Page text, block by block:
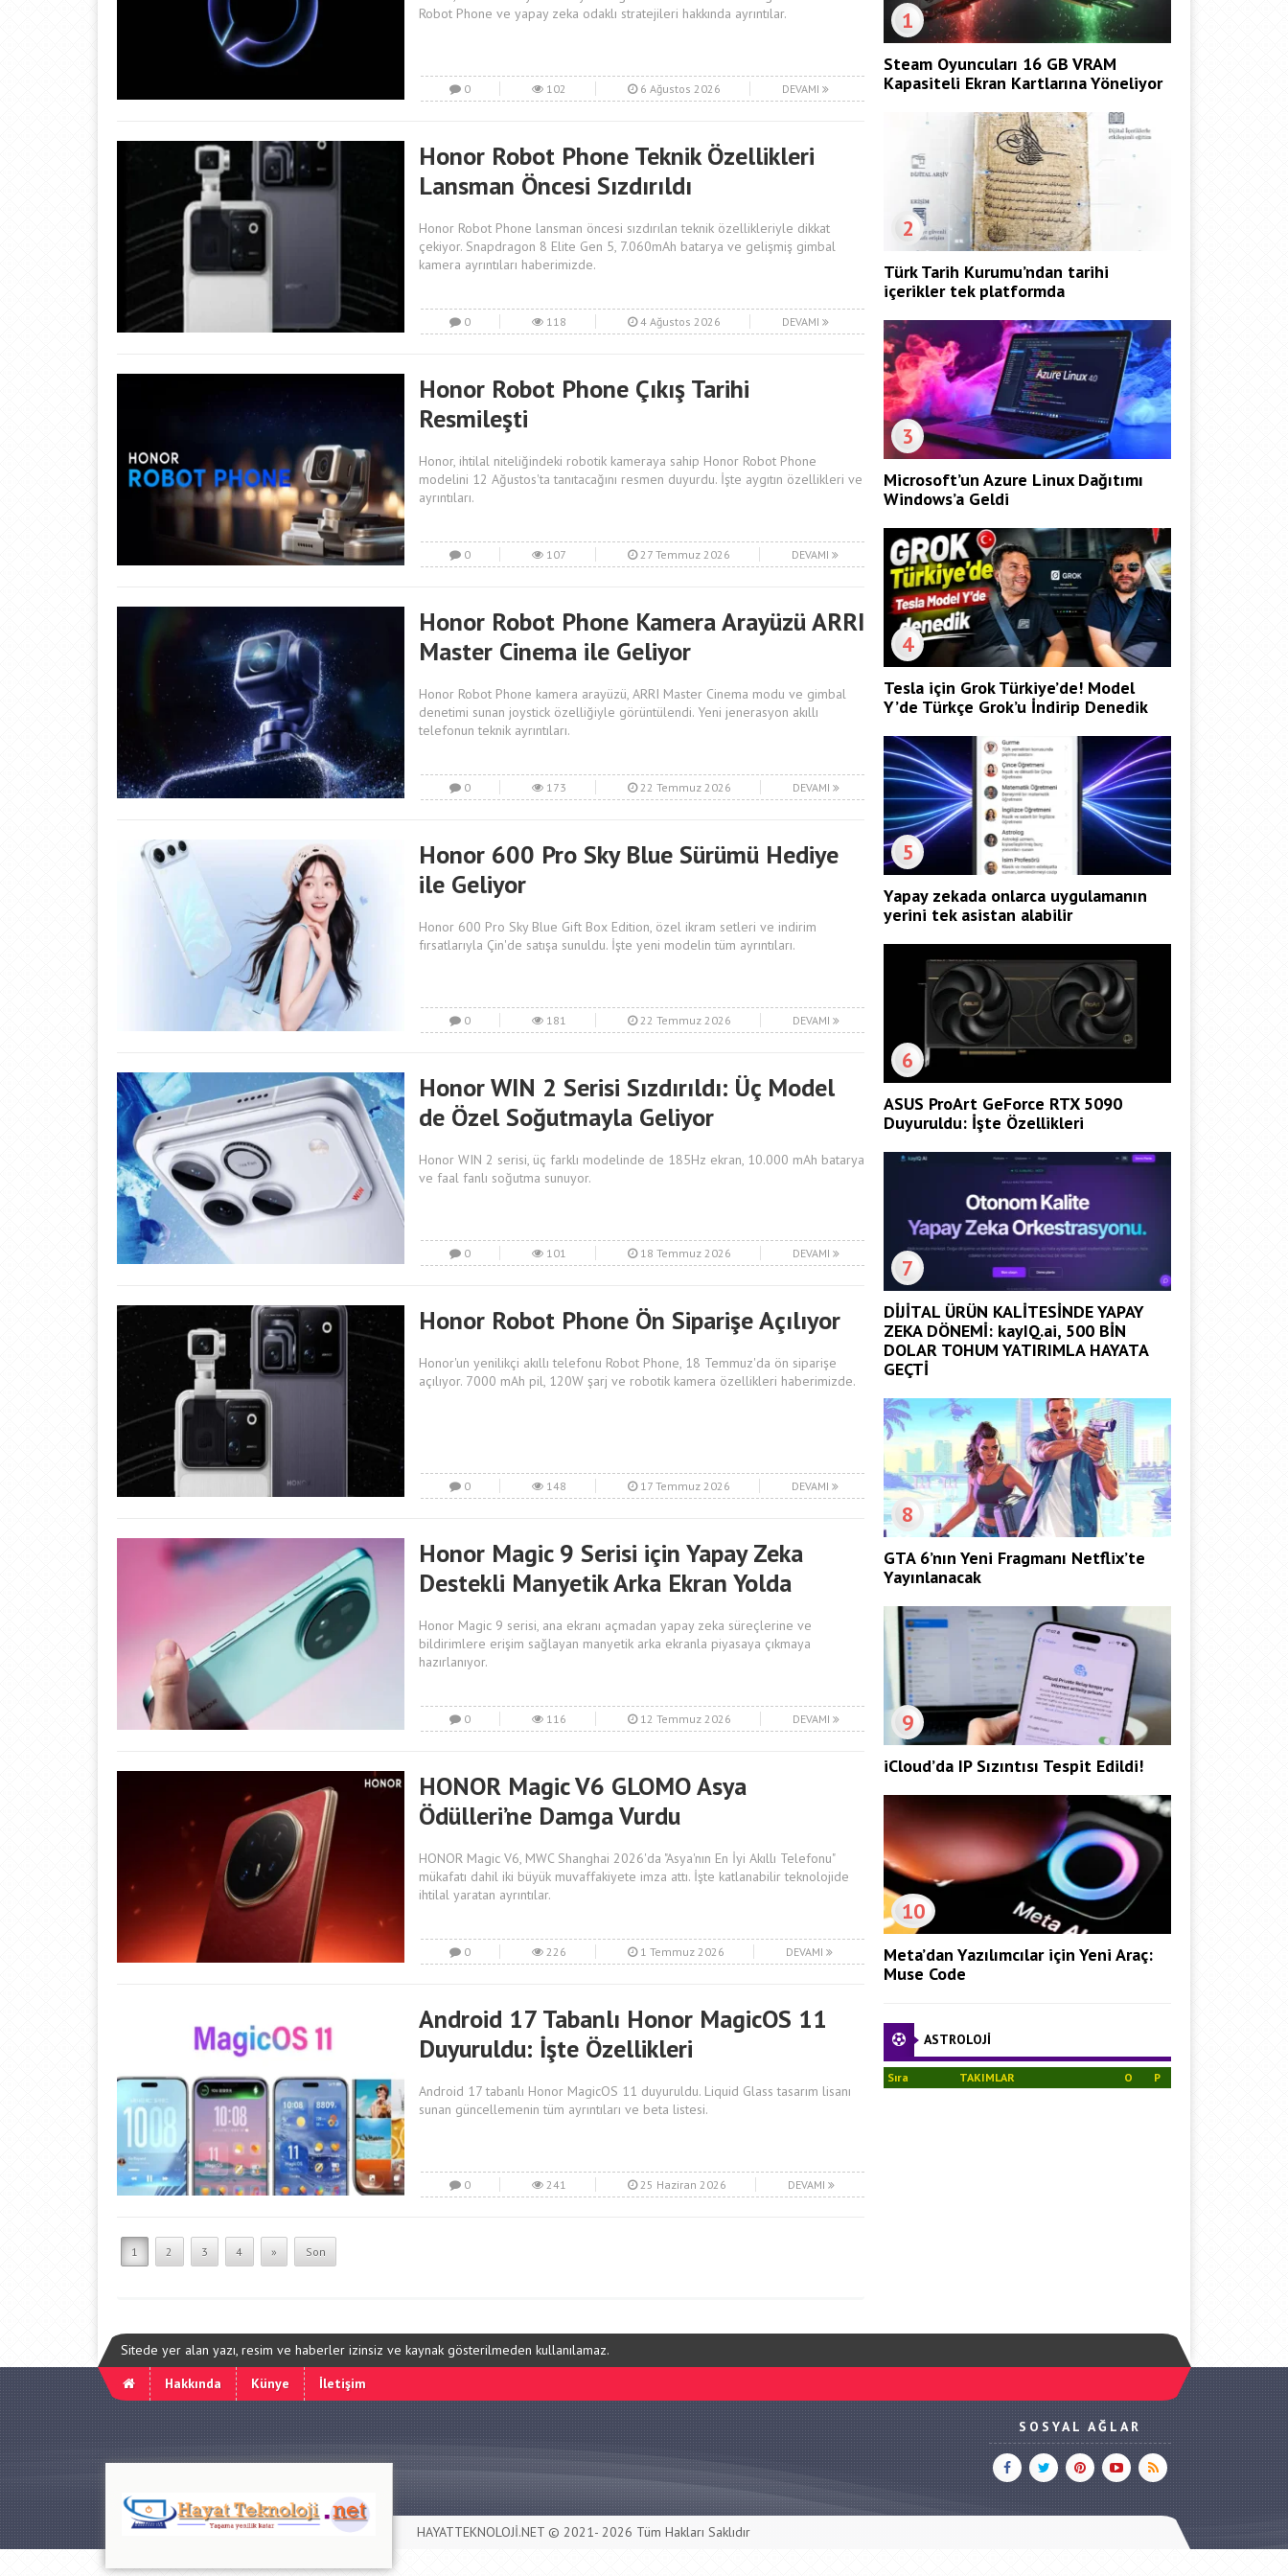
Robot Phone ve yapay zeka odaklı stratejileri hakkında ayrıntılar.
0 102 6 Ağustos 2026 DEVAMI
Honor Robot Phone Teknik Özellikleri
Lansman Öncesi Sızdırıldı
Honor Robot Phone lansman öncesi sızdırılan teknik özellikleriyle dikkat
çekiyor. Snapdragon 8 Elite Gen 5, 7.060mAh batarya ve gelişmiş gimbal
kamera ayrıntıları haberimizde.
0 118 4 Ağustos 2026 DEVAMI
Honor Robot Phone Çıkış Tarihi
Resmileşti
Honor, ihtilal niteliğindeki robotik kameraya sahip Honor Robot Phone
modelini 12 Ağustos'ta tanıtacağını resmen duyurdu. İşte aygıtın özellikleri ve
ayrıntıları.
0 107 27 Temmuz 2026 DEVAMI
Honor Robot Phone Kamera Arayüzü ARRI
Master Cinema ile Geliyor
Honor Robot Phone kamera arayüzü, ARRI Master Cinema modu ve gimbal
denetimi sunan joystick özelliğiyle görüntülendi. Yeni jenerasyon akıllı
telefonun teknik ayrıntıları.
0 173 22 Temmuz 2026 DEVAMI
Honor 600 Pro Sky Blue Sürümü Hediye
ile Geliyor
Honor 600 Pro Sky Blue Gift Box Edition, özel ikram setleri ve indirim
fırsatlarıyla Çin'de satışa sunuldu. İşte yeni modelin tüm ayrıntıları.
0 181 22 Temmuz 2026 DEVAMI
Honor WIN 2 Serisi Sızdırıldı: Üç Model
de Özel Soğutmayla Geliyor
Honor WIN 2 serisi, üç farklı modelinde de 185Hz ekran, 10.000 mAh batarya
ve faal fanlı soğutma sunuyor.
0 101 18 Temmuz 2026 DEVAMI
Honor Robot Phone Ön Siparişe Açılıyor
Honor'un yenilikçi akıllı telefonu Robot Phone, 18 Temmuz'da ön siparişe
açılıyor. 7000 mAh pil, 120W şarj ve robotik kamera özellikleri haberimizde.
0 148 17 Temmuz 2026 DEVAMI
Honor Magic 9 Serisi için Yapay Zeka
Destekli Manyetik Arka Ekran Yolda
Honor Magic 9 serisi, ana ekranı açmadan yapay zeka süreçlerine ve
bildirimlere erişim sağlayan manyetik arka ekranla piyasaya çıkmaya
hazırlanıyor.
0 116 12 Temmuz 2026 DEVAMI
HONOR Magic V6 GLOMO Asya
Ödülleri’ne Damga Vurdu
HONOR Magic V6, MWC Shanghai 2026'da "Asya'nın En İyi Akıllı Telefonu"
mükafatı dahil iki büyük muvaffakiyete imza attı. İşte katlanabilir teknolojide
ihtilal yaratan ayrıntılar.
0 226 1 Temmuz 2026 DEVAMI
Android 17 Tabanlı Honor MagicOS 11
Duyuruldu: İşte Özellikleri
Android 17 tabanlı Honor MagicOS 11 duyuruldu. Liquid Glass tasarım lisanı
sunan güncellemenin tüm ayrıntıları ve beta listesi.
0 241 25 Haziran 2026 DEVAMI
1 2 3 4 » Son
1
Steam Oyuncuları 16 GB VRAM
Kapasiteli Ekran Kartlarına Yöneliyor
2
Türk Tarih Kurumu’ndan tarihi
içerikler tek platformda
3
Microsoft’un Azure Linux Dağıtımı
Windows’a Geldi
4
Tesla için Grok Türkiye’de! Model
Y’de Türkçe Grok’u İndirip Denedik
5
Yapay zekada onlarca uygulamanın
yerini tek asistan alabilir
6
ASUS ProArt GeForce RTX 5090
Duyuruldu: İşte Özellikleri
7
DİJİTAL ÜRÜN KALİTESİNDE YAPAY
ZEKA DÖNEMİ: kayIQ.ai, 500 BİN
DOLAR TOHUM YATIRIMLA HAYATA
GEÇTİ
8
GTA 6’nın Yeni Fragmanı Netflix’te
Yayınlanacak
9
iCloud’da IP Sızıntısı Tespit Edildi!
10
Meta’dan Yazılımcılar için Yeni Araç:
Muse Code
ASTROLOJİ
Sıra TAKIMLAR O P
Sitede yer alan yazı, resim ve haberler izinsiz ve kaynak gösterilmeden kullanılamaz.
Hakkında
Künye İletişim
SOSYAL AĞLAR
HAYATTEKNOLOJİ.NET © 2021- 2026 Tüm Hakları Saklıdır